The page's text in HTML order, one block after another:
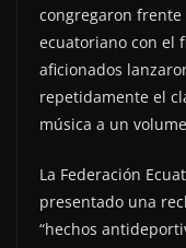
congregaron
ecuatoriano con el
aficionados
repetidamente el
música a un
La Federación
presentado una
“hechos